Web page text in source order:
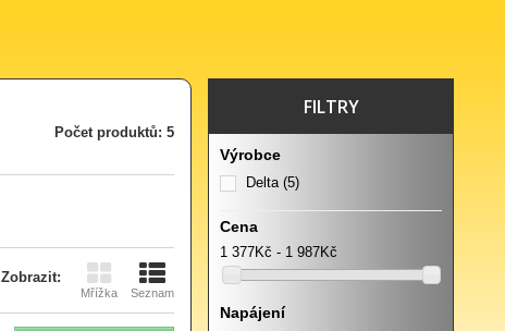
Počet produktů: 5
Zobrazit:
Mřížka Seznam
FILTRY
Výrobce
Delta(5)
Cena
1 377Kč - 1 987Kč
Napájení